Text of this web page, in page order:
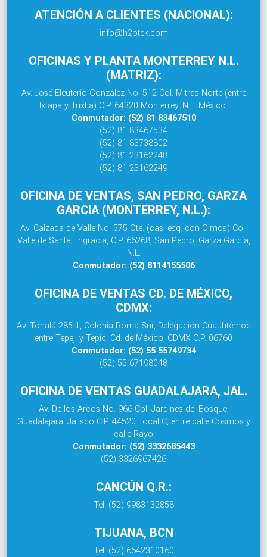
ATENCIÓN A CLIENTES (NACIONAL):
info@h2otek.com
OFICINAS Y PLANTA MONTERREY N.L.
(MATRIZ):
Av. José Eleuterio González No. 512 Col. Mitras Norte (entre
Ixtapa y Tuxtla) C.P. 64320 Monterrey, N.L. México.
Conmutador: (52) 81 83467510
(52) 81 83467534
(52) 81 83738802
(52) 81 23162248
(52) 81 23162249
OFICINA DE VENTAS, SAN PEDRO, GARZA
GARCIA (MONTERREY, N.L.):
Av. Calzada de Valle No. 575 Ote. (casi esq. con Olmos) Col.
Valle de Santa Engracia, C.P. 66268, San Pedro, Garza García,
N.L.
Conmutador: (52) 8114155506
OFICINA DE VENTAS CD. DE MÉXICO,
CDMX:
Av. Tonalá 285-1, Colonia Roma Sur, Delegación Cuauhtémoc
entre Tepeji y Tepic, Cd. de México, CDMX C.P. 06760
Conmutador: (52) 55 55749734
(52) 55 67198048
OFICINA DE VENTAS GUADALAJARA, JAL.
Av. De los Arcos No. 966 Col. Jardines del Bosque,
Guadalajara, Jalisco C.P. 44520 Local C, entre calle Cosmos y
calle Rayo
Conmutador: (52) 3332685443
(52) 3326967426
CANCÚN Q.R.:
Tel. (52) 9983132858
TIJUANA, BCN
Tel. (52) 6642310160